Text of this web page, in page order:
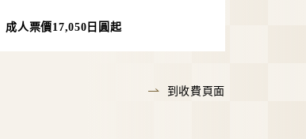
成人票價17,050日圓起
到收費頁面